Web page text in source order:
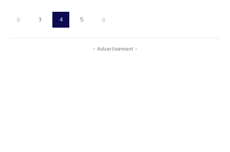
- Advertisement -
3 4 5